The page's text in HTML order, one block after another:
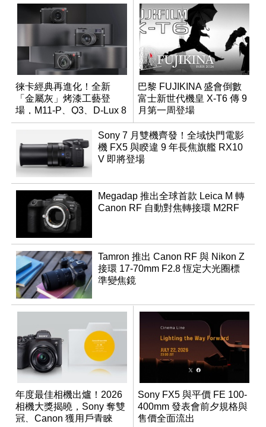
徠卡經典再進化！全新
「金屬灰」烤漆工藝登
場，M11-P、Q3、D-Lux 8
領銜換裝
巴黎 FUJIKINA 盛會倒數
富士新世代機皇 X-T6 傳 9
月第一周登場
Sony 7 月雙機齊發！全域快門電影
機 FX5 與睽違 9 年長焦旗艦 RX10
V 即將登場
Megadap 推出全球首款 Leica M 轉
Canon RF 自動對焦轉接環 M2RF
Tamron 推出 Canon RF 與 Nikon Z
接環 17-70mm F2.8 恆定大光圈標
準變焦鏡
年度最佳相機出爐！2026
相機大獎揭曉，Sony 奪雙
冠、Canon 獲用戶青睞
Sony FX5 與平價 FE 100-
400mm 發表會前夕規格與
售價全面流出